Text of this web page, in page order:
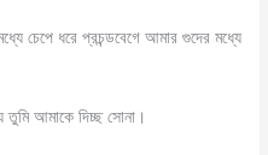
চেপে ধরে প্রচন্ডবেগে আমার গুদের মধ্যে
তুমি আমাকে দিচ্ছ সোনা।